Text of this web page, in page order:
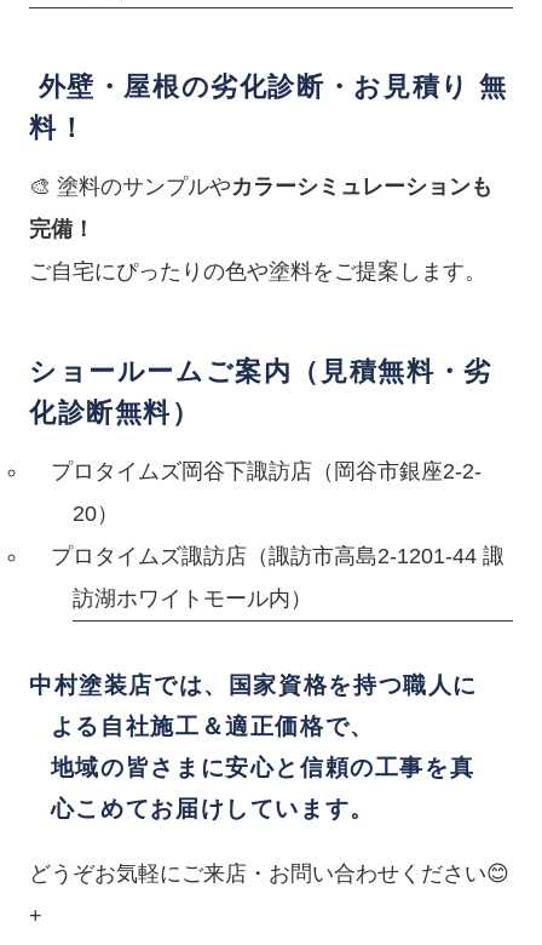
外壁・屋根の劣化診断・お見積り 無
料！
🎨 塗料のサンプルやカラーシミュレーションも
完備！
ご自宅にぴったりの色や塗料をご提案します。
ショールームご案内（見積無料・劣
化診断無料）
プロタイムズ岡谷下諏訪店（岡谷市銀座2-2-
20）
プロタイムズ諏訪店（諏訪市高島2-1201-44 諏
訪湖ホワイトモール内）
中村塗装店では、国家資格を持つ職人に
よる 自社施工＆適正価格で、
地域の皆さまに安心と信頼の工事を真
心こめてお届けしています。
どうぞお気軽にご来店・お問い合わせください😊
+